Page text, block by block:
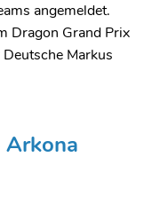
angemeldet.
Dragon Grand Prix
Markus
Arkona